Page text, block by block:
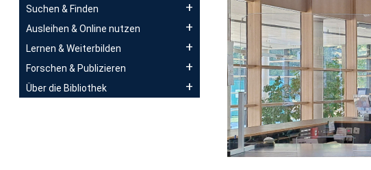
Suchen & Finden
Ausleihen & Online nutzen
Lernen & Weiterbilden
Forschen & Publizieren
Über die Bibliothek